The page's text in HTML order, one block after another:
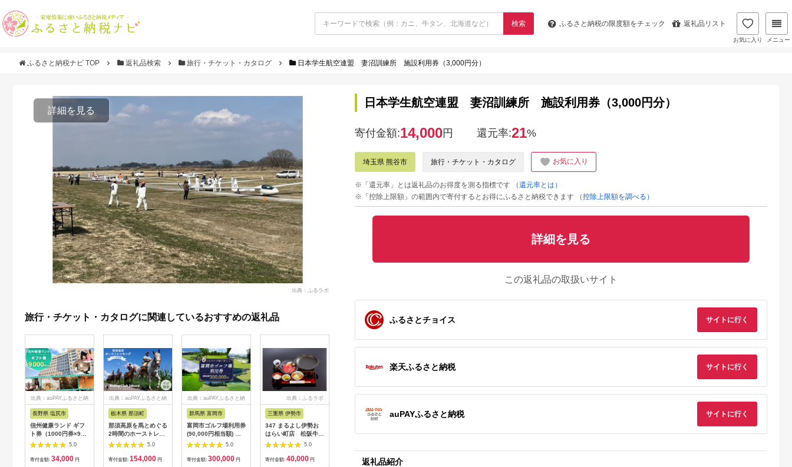
検索 ふるさと納税の限度額をチェック 返礼品リスト
お気に入り メニュー
ふるさと納税ナビ TOP 返礼品検索 旅行・チケット・カタログ 日本学生航空連盟 妻沼訓練所 施設利用券（3,000円分）
詳細を見る
出典：ふるラボ
旅行・チケット・カタログに関連しているおすすめの返礼品
出典：auPAYふるさと納
長野県 塩尻市
信州健康ランド ギフ
ト券（1000円券×9
枚） | 信州健康ランド
サウナ 大浴場 ボディ
ケア リラクゼーショ
5.0
寄付金額: 34,000 円
出典：auPAYふるさと納
栃木県 那須町
那須高原を馬とめぐる
2時間のホーストレッ
キング 外乗ペア利用
券【平日限定】チケッ
ト 利用券 ペア 体験
5.0
寄付金額: 154,000 円
出典：auPAYふるさと納
群馬県 富岡市
富岡市ゴルフ場利用券
(90,000円相当額) ゴ
ルフ チケット 平日 土
日 祝日 プレー券 関東
群馬県 首都圏 F20E-
5.0
寄付金額: 300,000 円
出典：ふるラボ
三重県 伊勢市
347 まるよし伊勢お
はらい町店 松阪牛焼
肉御膳(150g) ペアお
5.0
寄付金額: 40,000 円
広島県 安芸高田市
フ 八千代カントリー
円分（1,000円×10
枚） 広島 安芸高田市
寄付金額:36,500円
茨城県 阿見町
カリ備食ライスセット
存・非常食】【備蓄
ルニューオータニ(東
ニング ザスカイ 平日
冊（6枚つづり） ／
スパ サウナ リラック
屋久島プライベート＆
カスタマイズツアー
兵庫県 豊岡市
豊岡市旅行クーポン
3,000円分 3年間有効
鍋 など 宿泊施設 飲
日本学生航空連盟 妻沼訓練所 施設利用券（3,000円分）
寄付金額:14,000円 還元率:21%
埼玉県 熊谷市 旅行・チケット・カタログ お気に入り
※「還元率」とは返礼品のお得度を測る指標です
（還元率とは）
※「控除上限額」の範囲内で寄付するとお得にふるさと納税できます
（控除上限額を調べる）
詳細を見る
この返礼品の取扱いサイト
ふるさとチョイス サイトに行く
楽天ふるさと納税 サイトに行く
auPAYふるさと納税 サイトに行く
返礼品紹介